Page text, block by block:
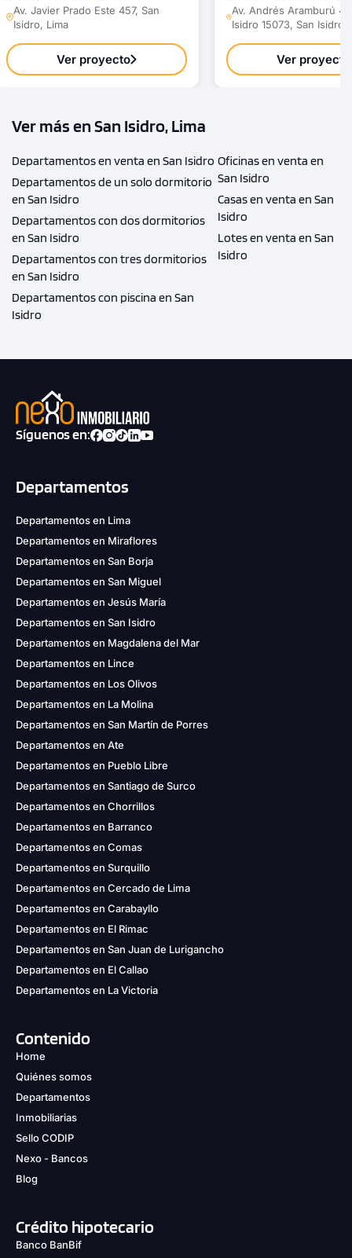
Av. Javier Prado Este 457, San
Isidro, Lima
Ver proyecto
Av. Andrés Aramburú
Isidro 15073, San Isidro,
Ver proyecto
Ver más en San Isidro, Lima
Departamentos en venta en San Isidro
Departamentos de un solo dormitorio
en San Isidro
Departamentos con dos dormitorios
en San Isidro
Departamentos con tres dormitorios
en San Isidro
Departamentos con piscina en San
Isidro
Oficinas en venta en
San Isidro
Casas en venta en San
Isidro
Lotes en venta en San
Isidro
Síguenos en:
Departamentos
Departamentos en Lima
Departamentos en Miraflores
Departamentos en San Borja
Departamentos en San Miguel
Departamentos en Jesús María
Departamentos en San Isidro
Departamentos en Magdalena del Mar
Departamentos en Lince
Departamentos en Los Olivos
Departamentos en La Molina
Departamentos en San Martín de Porres
Departamentos en Ate
Departamentos en Pueblo Libre
Departamentos en Santiago de Surco
Departamentos en Chorrillos
Departamentos en Barranco
Departamentos en Comas
Departamentos en Surquillo
Departamentos en Cercado de Lima
Departamentos en Carabayllo
Departamentos en El Rimac
Departamentos en San Juan de Lurigancho
Departamentos en El Callao
Departamentos en La Victoria
Contenido
Home
Quiénes somos
Departamentos
Inmobiliarias
Sello CODIP
Nexo - Bancos
Blog
Crédito hipotecario
Banco BanBif